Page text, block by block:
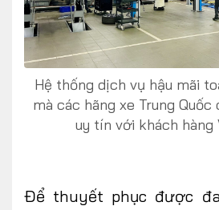
Hệ thống dịch vụ hậu mãi
mà các hãng xe Trung
uy tín với khách hàng
Để thuyết phục được